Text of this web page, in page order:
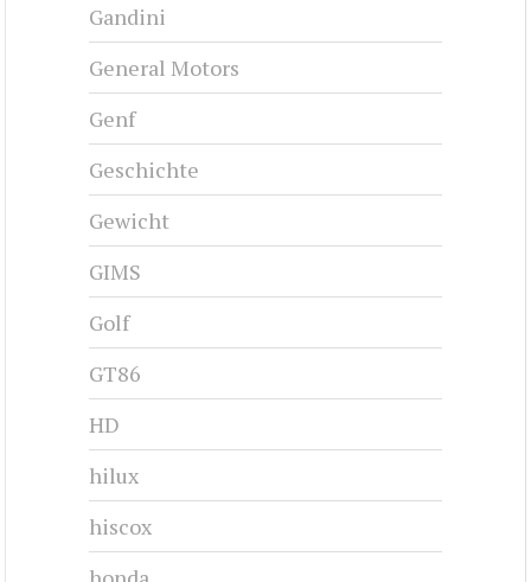
Gandini
General Motors
Genf
Geschichte
Gewicht
GIMS
Golf
GT86
HD
hilux
hiscox